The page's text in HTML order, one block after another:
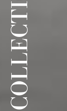
COLLECTION